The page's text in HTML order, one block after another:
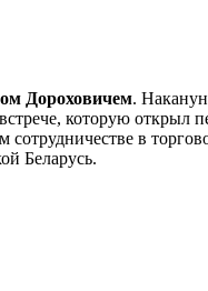
Дороховичем.
которую открыл
в
Беларусь.